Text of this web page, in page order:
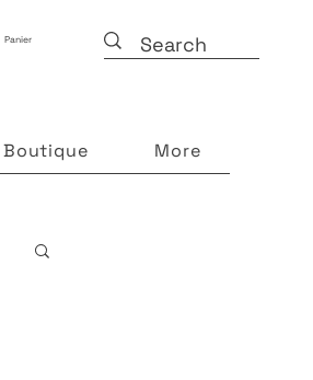
Panier
Boutique More